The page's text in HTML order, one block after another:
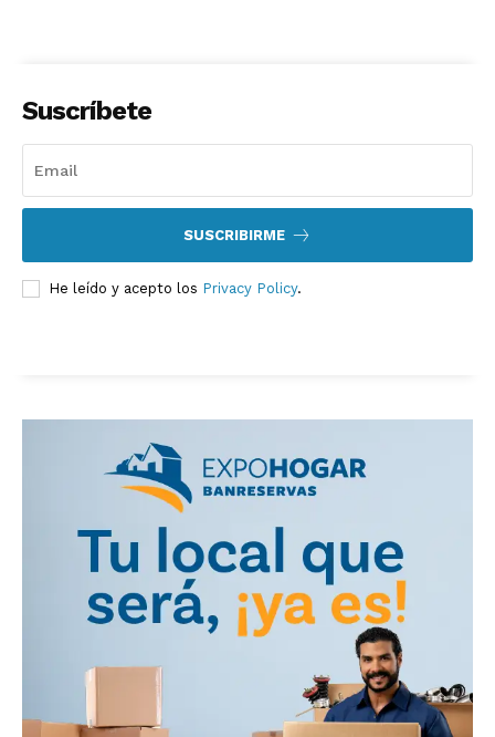
Suscríbete
SUSCRIBIRME
He leído y acepto los Privacy Policy.